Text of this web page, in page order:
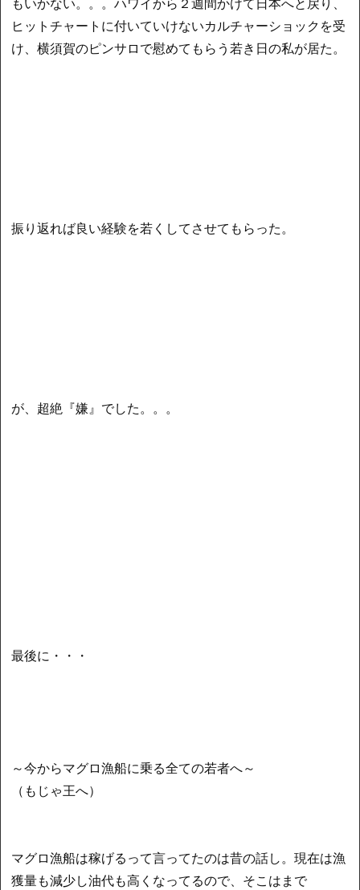
ヒットチャートに付いていけないカルチャーショックを受
け、横須賀のピンサロで慰めてもらう若き日の私が居た。
振り返れば良い経験を若くしてさせてもらった。
が、超絶『嫌』でした。。。
最後に・・・
～今からマグロ漁船に乗る全ての若者へ～
（もじゃ王へ）
マグロ漁船は稼げるって言ってたのは昔の話し。現在は漁
獲量も減少し油代も高くなってるので、そこはまで